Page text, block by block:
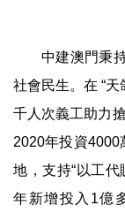
中建澳門秉
社會民生。在 “天
千人次義工助力
2020年投資4000
地，支持“以工
年新增投入1億